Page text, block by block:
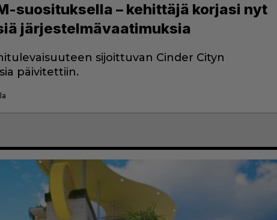
suosituksella – kehittäjä korjasi nyt
järjestelmävaatimuksia
sijoittuvan Cinder Cityn
päivitettiin.